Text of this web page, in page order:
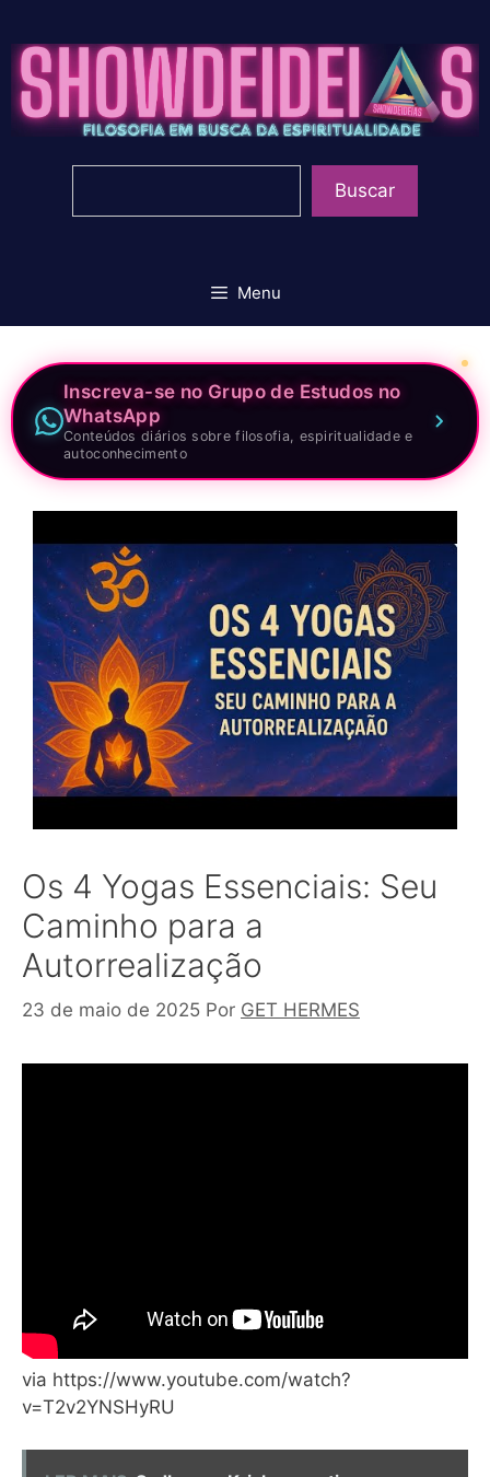
para
conteúdo
Buscar
Menu
Inscreva-se no Grupo de Estudos no
WhatsApp
Conteúdos diários sobre filosofia, espiritualidade e
autoconhecimento
Os 4 Yogas Essenciais: Seu
Caminho para a
Autorrealização
23 de maio de 2025 Por GET HERMES
via https://www.youtube.com/watch?
v=T2v2YNSHyRU